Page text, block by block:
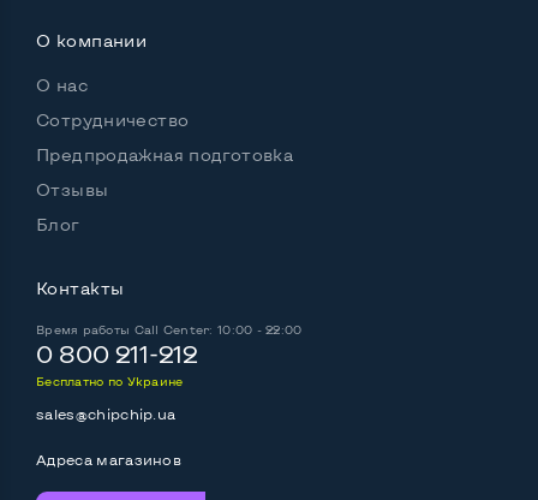
Особенности
Комплектация: системный блок, кабель питания
О компании
О нас
Сотрудничество
Предпродажная подготовка
Отзывы
Блог
Контакты
Время работы Call Center: 10:00 - 22:00
0 800 211-212
Бесплатно по Украине
sales@chipchip.ua
Адреса магазинов